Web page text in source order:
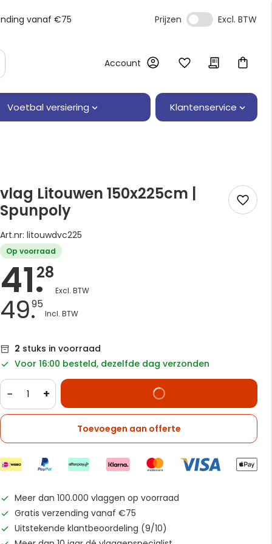
vanaf €75 Prijzen
Account
Voetbal versiering Klantenservice
vlag Litouwen 150x225cm |
Spunpoly
Art.nr: litouwdvc225
Op voorraad
41.28
49.95
2 stuks in voorraad
Voor 16:00 besteld, dezelfde dag verzonden
− +
Toevoegen aan offerte
Meer dan 100.000 vlaggen op voorraad
Gratis verzending vanaf €75
Uitstekende klantbeoordeling (9/10)